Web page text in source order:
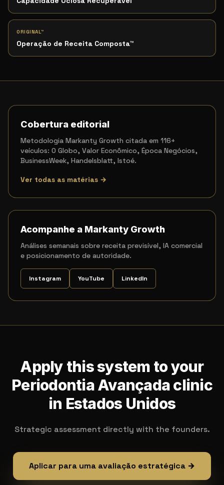
ORIGINAL™
Operação de Receita Composta™
Cobertura editorial
Metodologia Markanty Growth citada em 116+
veículos: O Globo, Valor Econômico, Época Negócios,
BusinessWeek, Handelsblatt, Istoé.
Ver todas as matérias →
Acompanhe a Markanty Growth
Análises semanais sobre receita previsível, IA comercial
e posicionamento de autoridade.
Instagram YouTube LinkedIn
Apply this system to your
Periodontia Avançada clinic
in Estados Unidos
Strategic assessment directly with the founders.
Aplicar para uma avaliação estratégica →